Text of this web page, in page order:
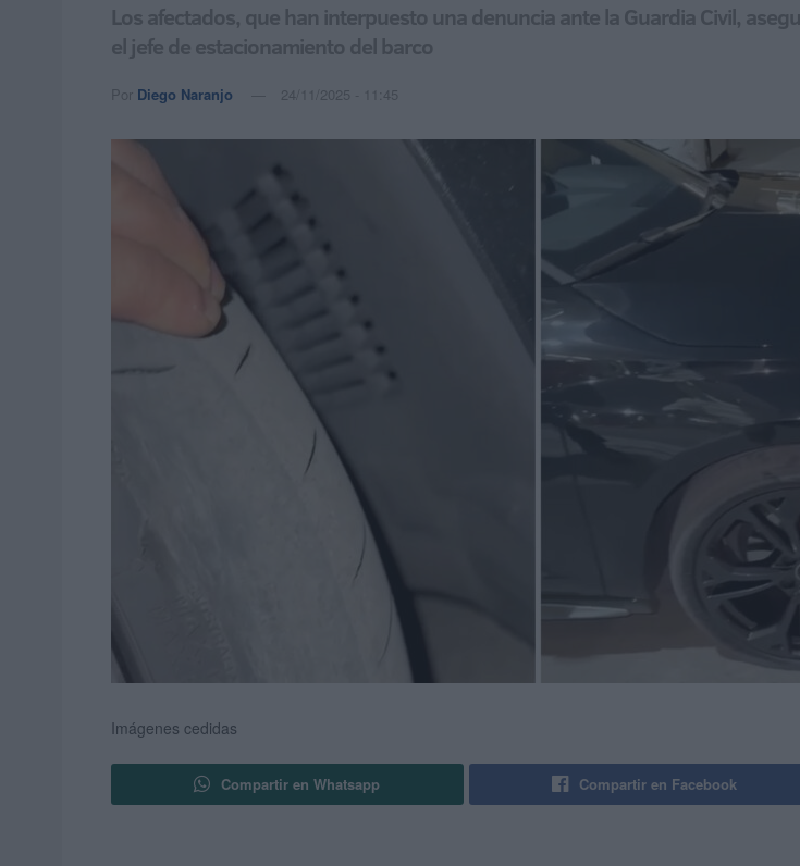
Los afectados, que han interpuesto una denuncia ante la Guardia Civil,
el jefe de estacionamiento del barco
Por Diego Naranjo 24/11/2025 - 11:45
Imágenes cedidas
Compartir en Whatsapp Compartir en Facebook